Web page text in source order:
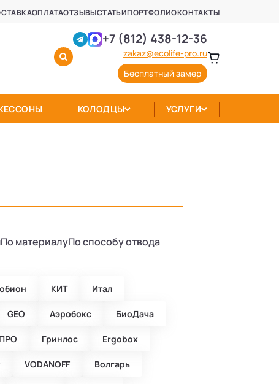
ОПЛАТАОТЗЫВЫСТАТЬИПОРТФОЛИОКОНТАКТЫ
+7 (812) 438-12-36
zakaz@ecolife-pro.ru
Бесплатный замер
КОЛОДЦЫ УСЛУГИ
По материалуПо способу отвода
КИТ Итал
GEO Аэробокс БиоДача
Гринлос Ergobox
VODANOFF Волгарь